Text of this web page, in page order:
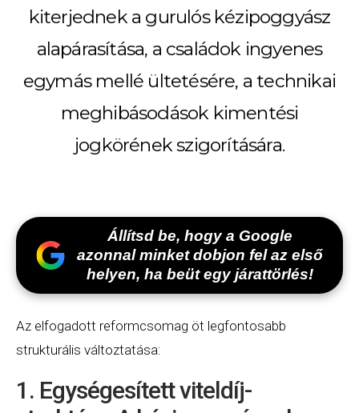
kiterjednek a gurulós kézipoggyász
alapárasítása, a családok ingyenes
egymás mellé ültetésére, a technikai
meghibásodások kimentési
jogkörének szigorítására.
Állítsd be, hogy a Google
azonnal minket dobjon fel az első
helyen, ha beüt egy járattörlés!
Az elfogadott reformcsomag öt legfontosabb
strukturális változtatása:
1. Egységesített viteldíj-